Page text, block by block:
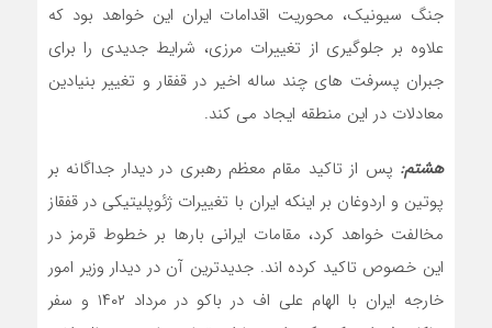
جنگ سیونیک، محوریت اقدامات ایران این خواهد بود که
علاوه بر جلوگیری از تغییرات مرزی، شرایط جدیدی را برای
جبران پسرفت های چند ساله اخیر در قفقار و تغییر بنیادین
معادلات در این منطقه ایجاد می کند.
هشتم: پس از تاکید مقام معظم رهبری در دیدار جداگانه بر
پوتین و اردوغان بر اینکه ایران با تغییرات ژئوپلیتیکی در قفقاز
مخالفت خواهد کرد، مقامات ایرانی بارها بر خطوط قرمز در
این خصوص تاکید کرده اند. جدیدترین آن در دیدار وزیر امور
خارجه ایران با الهام علی اف در باکو در مرداد ۱۴۰۲ و سفر